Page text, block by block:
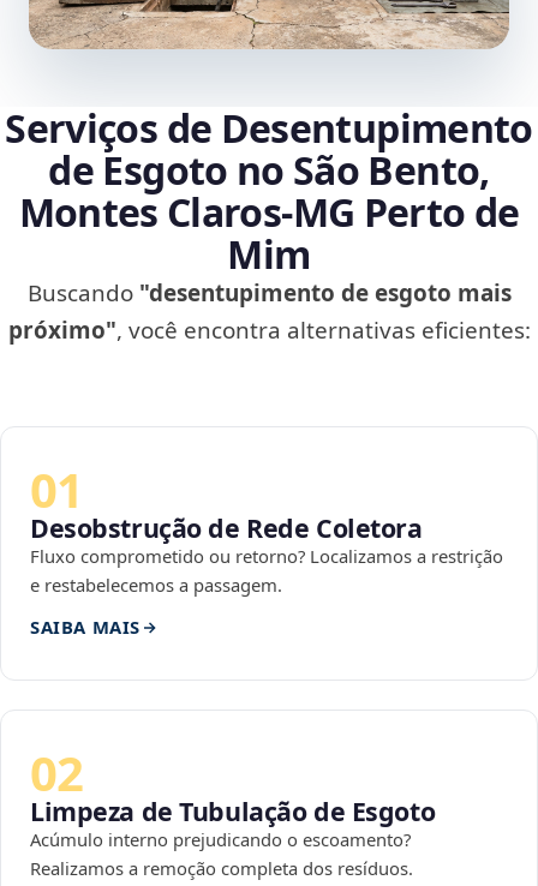
Serviços de Desentupimento
de Esgoto no São Bento,
Montes Claros‑MG Perto de
Mim
Buscando "desentupimento de esgoto mais
próximo", você encontra alternativas eficientes:
01
Desobstrução de Rede Coletora
Fluxo comprometido ou retorno? Localizamos a restrição
e restabelecemos a passagem.
SAIBA MAIS
02
Limpeza de Tubulação de Esgoto
Acúmulo interno prejudicando o escoamento?
Realizamos a remoção completa dos resíduos.